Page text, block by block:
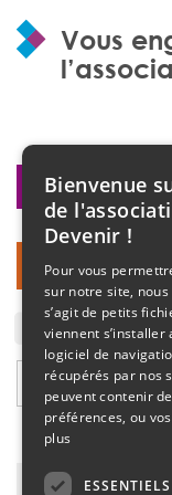
Vous
J'accepte
de
Bienvenue
de
Devenir !
Pour vous
sur notre site,
s’agit de petits
viennent
logiciel de
récupérés par nos
peuvent contenir
préférences, ou
plus
ESSENTIELS